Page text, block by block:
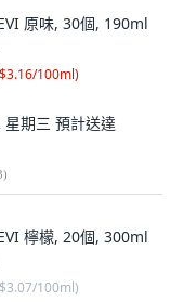
原味, 30個, 190ml
$3.16/100ml)
期三 預計送達
)
檸檬, 20個, 300ml
$3.07/100ml)